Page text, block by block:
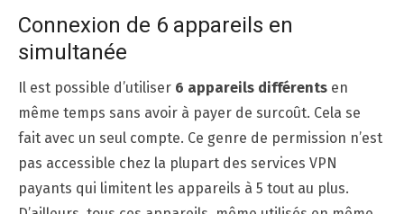
Connexion de 6 appareils en
simultanée
Il est possible d’utiliser 6 appareils différents en
même temps sans avoir à payer de surcoût. Cela se
fait avec un seul compte. Ce genre de permission n’est
pas accessible chez la plupart des services VPN
payants qui limitent les appareils à 5 tout au plus.